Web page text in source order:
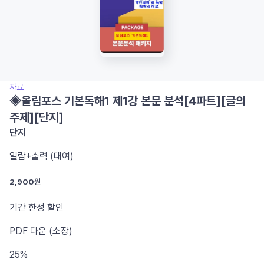
자료
◈올림포스 기본독해1 제1강 본문 분석[4파트][글의
주제][단지]
단지
열람+출력 (대여)
2,900원
기간 한정 할인
PDF 다운 (소장)
25%